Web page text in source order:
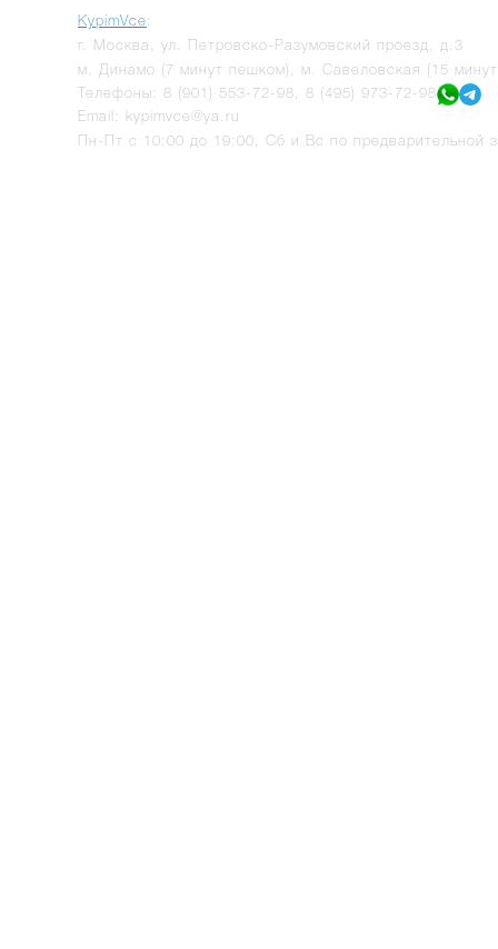
KypimVce:
г.
Москва
ул. Петровско-Разумовский проезд, д.3
м. Динамо (7 минут пешком), м. Савеловская (15
Телефоны: 8 (901) 553-72-98
8 (495) 973-72-98
Email: kypimvce@ya.ru
Пн-Пт с 10:00 до 19:00, Сб и Вс по предварительной